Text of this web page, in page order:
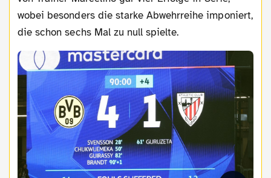
wobei besonders die starke Abwehrreihe imponiert,
die schon sechs Mal zu null spielte.